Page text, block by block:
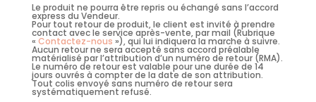
Le produit ne pourra être repris ou échangé sans l’accord
express du Vendeur.
Pour tout retour de produit, le client est invité à prendre
contact avec le service après-vente, par mail (Rubrique
« Contactez-nous »), qui lui indiquera la marche à suivre.
Aucun retour ne sera accepté sans accord préalable
matérialisé par l’attribution d’un numéro de retour (RMA).
Le numéro de retour est valable pour une durée de 14
jours ouvrés à compter de la date de son attribution.
Tout colis envoyé sans numéro de retour sera
systématiquement refusé.